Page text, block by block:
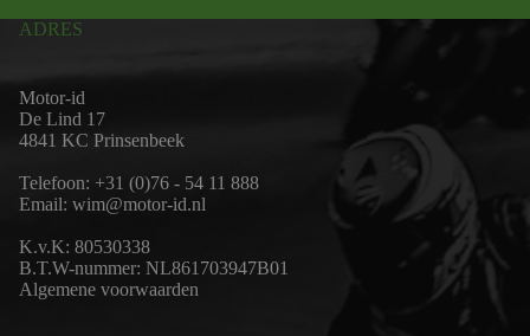
ADRES
Motor-id
De Lind 17
4841 KC Prinsenbeek
Telefoon: +31 (0)76 - 54 11 888
Email: wim@motor-id.nl
K.v.K: 80530338
B.T.W-nummer: NL861703947B01
Algemene voorwaarden